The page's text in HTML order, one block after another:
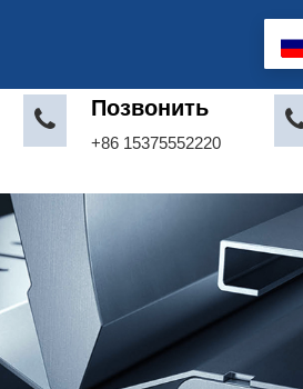
Позвонить
+86 15375552220